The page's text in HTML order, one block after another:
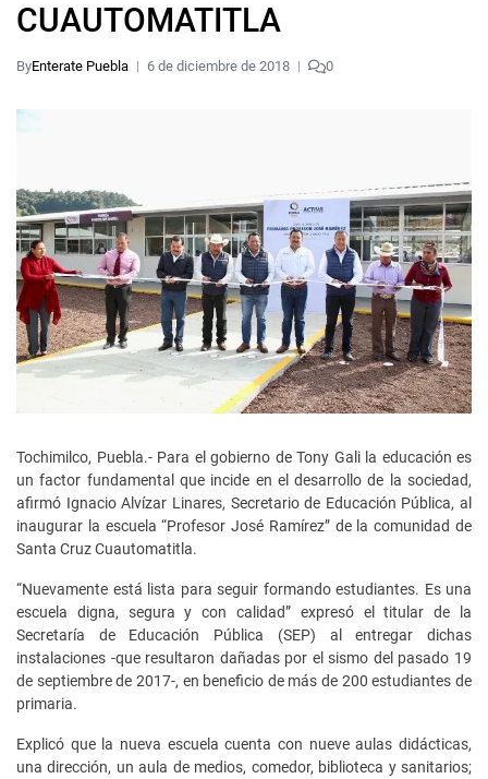
CUAUTOMATITLA
ByEnterate Puebla 6 de diciembre de 2018 0
Tochimilco, Puebla.- Para el gobierno de Tony Gali la educación es
un factor fundamental que incide en el desarrollo de la sociedad,
afirmó Ignacio Alvízar Linares, Secretario de Educación Pública, al
inaugurar la escuela “Profesor José Ramírez” de la comunidad de
Santa Cruz Cuautomatitla.
“Nuevamente está lista para seguir formando estudiantes. Es una
escuela digna, segura y con calidad” expresó el titular de la
Secretaría de Educación Pública (SEP) al entregar dichas
instalaciones -que resultaron dañadas por el sismo del pasado 19
de septiembre de 2017-, en beneficio de más de 200 estudiantes de
primaria.
Explicó que la nueva escuela cuenta con nueve aulas didácticas,
una dirección, un aula de medios, comedor, biblioteca y sanitarios;